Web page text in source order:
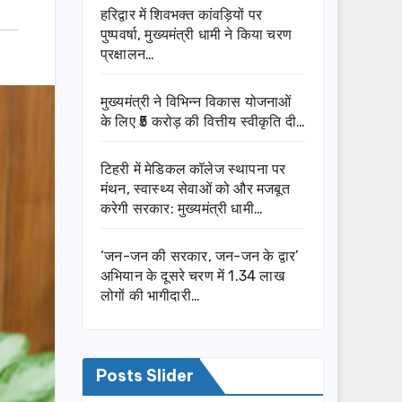
हरिद्वार में शिवभक्त कांवड़ियों पर
पुष्पवर्षा, मुख्यमंत्री धामी ने किया चरण
प्रक्षालन…
मुख्यमंत्री ने विभिन्न विकास योजनाओं
के लिए ₹5 करोड़ की वित्तीय स्वीकृति दी…
टिहरी में मेडिकल कॉलेज स्थापना पर
मंथन, स्वास्थ्य सेवाओं को और मजबूत
करेगी सरकार: मुख्यमंत्री धामी…
‘जन-जन की सरकार, जन-जन के द्वार’
अभियान के दूसरे चरण में 1.34 लाख
लोगों की भागीदारी…
Posts Slider